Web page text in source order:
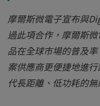
摩爾斯微電子宣布與
過此項合作，摩爾斯
品在全球市場的普及
案供應商更便捷地進
代長距離、低功耗的無